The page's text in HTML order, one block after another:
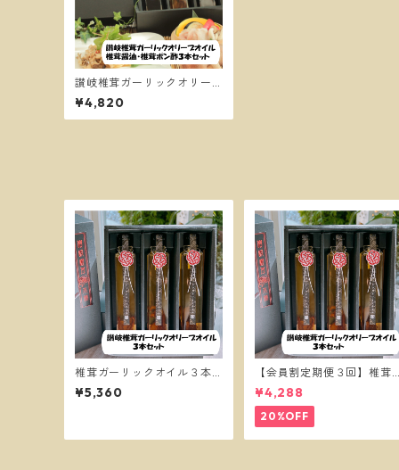
讃岐椎茸ガーリックオリー
ブオイル・椎茸醤油・椎茸
ポン酢・３本セット
¥4,820
椎茸ガーリックオイル３本
セット
¥5,360
【会員割定期便３回】椎茸
ガーリックオイル３本セッ
ト
¥4,288
20%OFF